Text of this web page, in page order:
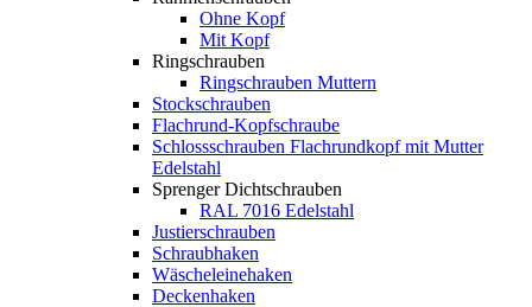
Ohne Kopf
Mit Kopf
Ringschrauben
Ringschrauben Muttern
Stockschrauben
Flachrund-Kopfschraube
Schlossschrauben Flachrundkopf mit Mutter
Edelstahl
Sprenger Dichtschrauben
RAL 7016 Edelstahl
Justierschrauben
Schraubhaken
Wäscheleinehaken
Deckenhaken